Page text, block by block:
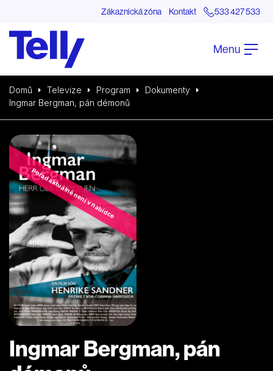
Zákaznická zóna Kontakt 533 427 533
Menu
Domů Televize Program
Dokumenty
Ingmar Bergman, pán démonů
Pořad aktuálně není v nabídce
Ingmar Bergman, pán